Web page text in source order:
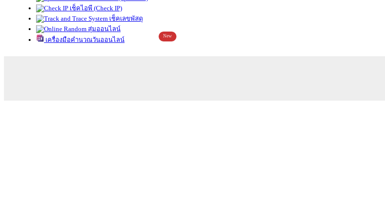
เช็คไอพี (Check IP)
เช็คเลขพัสดุ
สุ่มออนไลน์
เครื่องมือคำนวณวันออนไลน์
New